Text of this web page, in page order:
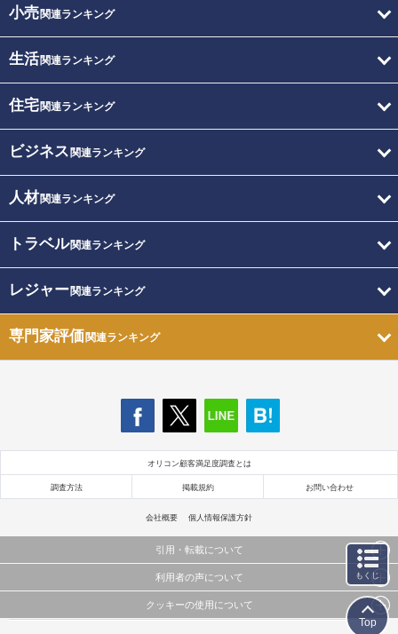
小売関連ランキング
生活関連ランキング
住宅関連ランキング
ビジネス 関連ランキング
人材関連ランキング
トラベル関連ランキング
レジャー関連ランキング
専門家評価関連ランキング
オリコン顧客満足度調査とは
調査方法 掲載規約 お問い合わせ
会社概要 個人情報保護方針
引用・転載について
当サイトで公開されている情報（文字、写真、イラスト、画像データ等）及びこれらの配置・
これらの情報を権利者の許可なく無断転載・複製などの二次利用を行うことは固く禁じており
利用者の声について
当サイトに掲載している内容はすべてサービスの利用者が提出された見解・感想です。
クッキーの使用について
もくじ
Top